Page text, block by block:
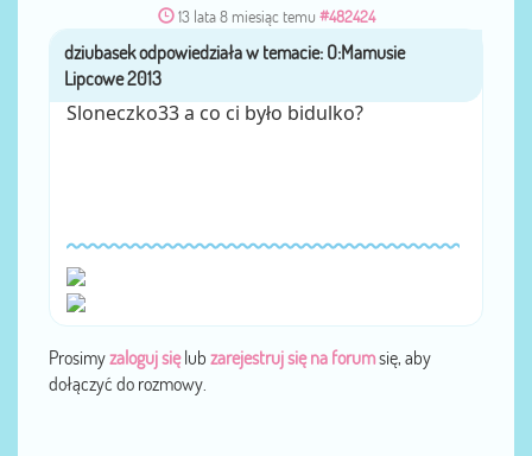
13 lata 8 miesiąc temu #482424
przezdziubasek
Sloneczko33 a co ci było bidulko?
Prosimyzaloguj sięlub zarejestruj się na forumsię, aby
dołączyć do rozmowy.